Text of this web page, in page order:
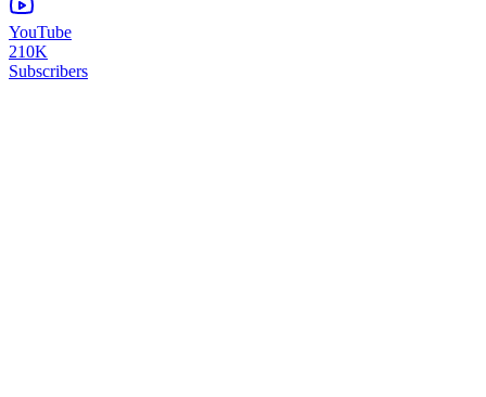
YouTube
210K
Subscribers